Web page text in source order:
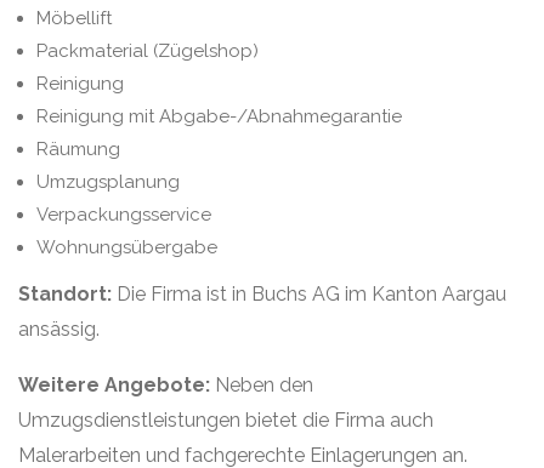
Möbellift
Packmaterial (Zügelshop)
Reinigung
Reinigung mit Abgabe-/Abnahmegarantie
Räumung
Umzugsplanung
Verpackungsservice
Wohnungsübergabe
Standort: Die Firma ist in Buchs AG im Kanton Aargau
ansässig.
Weitere Angebote: Neben den
Umzugsdienstleistungen bietet die Firma auch
Malerarbeiten und fachgerechte Einlagerungen an.